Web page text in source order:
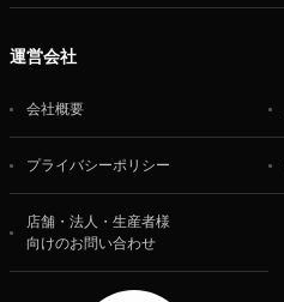
運営会社
会社概要
プライバシーポリシー
店舗・法人・生産者様
向けのお問い合わせ